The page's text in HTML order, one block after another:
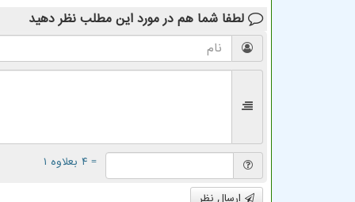
لطفا شما هم در مورد این مطلب نظر دهید
= ۴ بعلاوه ۱
ارسال نظر